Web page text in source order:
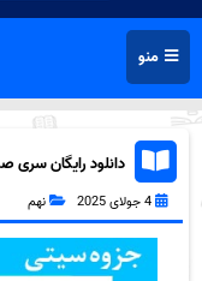
منو
دانلود رایگان سری
4 جولای 2025 نهم